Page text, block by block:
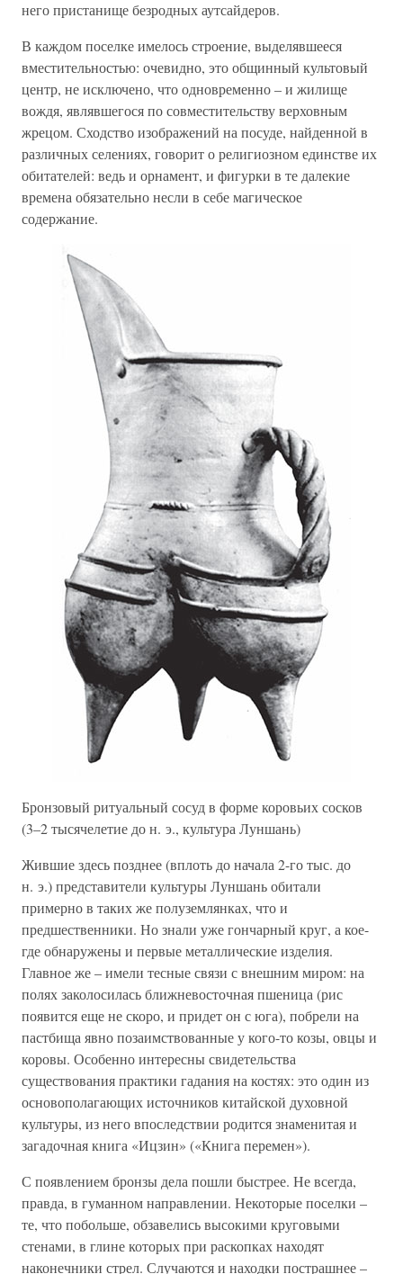
него пристанище безродных аутсайдеров.
В каждом поселке имелось строение, выделявшееся
вместительностью: очевидно, это общинный культовый
центр, не исключено, что одновременно – и жилище
вождя, являвшегося по совместительству верховным
жрецом. Сходство изображений на посуде, найденной в
различных селениях, говорит о религиозном единстве их
обитателей: ведь и орнамент, и фигурки в те далекие
времена обязательно несли в себе магическое
содержание.
Бронзовый ритуальный сосуд в форме коровьих сосков
(3–2 тысячелетие до н. э., культура Луншань)
Жившие здесь позднее (вплоть до начала 2-го тыс. до
н. э.) представители культуры Луншань обитали
примерно в таких же полуземлянках, что и
предшественники. Но знали уже гончарный круг, а кое-
где обнаружены и первые металлические изделия.
Главное же – имели тесные связи с внешним миром: на
полях заколосилась ближневосточная пшеница (рис
появится еще не скоро, и придет он с юга), побрели на
пастбища явно позаимствованные у кого-то козы, овцы и
коровы. Особенно интересны свидетельства
существования практики гадания на костях: это один из
основополагающих источников китайской духовной
культуры, из него впоследствии родится знаменитая и
загадочная книга «Ицзин» («Книга перемен»).
С появлением бронзы дела пошли быстрее. Не всегда,
правда, в гуманном направлении. Некоторые поселки –
те, что побольше, обзавелись высокими круговыми
стенами, в глине которых при раскопках находят
наконечники стрел. Случаются и находки пострашнее –